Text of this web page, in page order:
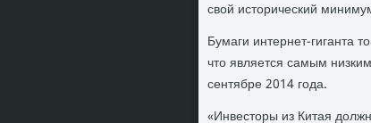
свой исторический
Бумаги интернет-гиганта
что является самым
сентябре 2014 года.
«Инвесторы из Китая